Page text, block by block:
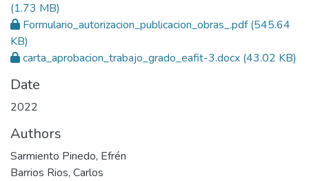
(1.73 MB)
Formulario_autorizacion_publicacion_obras_.pdf(545.64
KB)
carta_aprobacion_trabajo_grado_eafit-3.docx (43.02 KB)
Date
2022
Authors
Sarmiento Pinedo, Efrén
Barrios Rios, Carlos